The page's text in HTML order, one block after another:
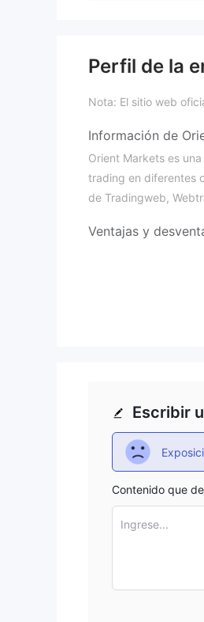
Perfil de la
Nota: El sitio web
Información de
Orient Markets es
trading en diferentes
de Tradingweb,
Ventajas y
Puedes operar
potenciales
Tarifas de Orient
En cuanto a los
Plataforma de
Orient Markets
La información
Escribir
Contenido que
Ingrese...